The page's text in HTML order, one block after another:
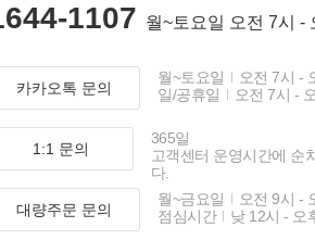
1107 월~토요일 오전 7시 -
카카오톡 문의
월~토요일
오전 7시 -
일/공휴일
오전 7시 -
1:1 문의
365일
고객센터 운영시간에 순
다.
대량주문 문의
월~금요일
오전 9시 -
점심시간
낮 12시 - 오